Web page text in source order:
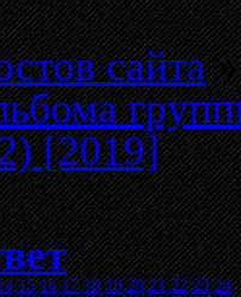
сайта»
[2019]
15 16 17 18 19 20 21 22 23 24